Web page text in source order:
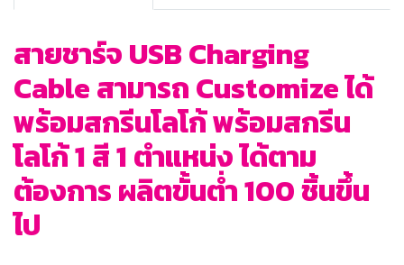
สายชาร์จ USB Charging
Cable สามารถ Customize ได้
พร้อมสกรีนโลโก้ พร้อมสกรีน
โลโก้ 1 สี 1 ตำแหน่ง ได้ตาม
ต้องการ ผลิตขั้นต่ำ 100 ชิ้นขึ้น
ไป